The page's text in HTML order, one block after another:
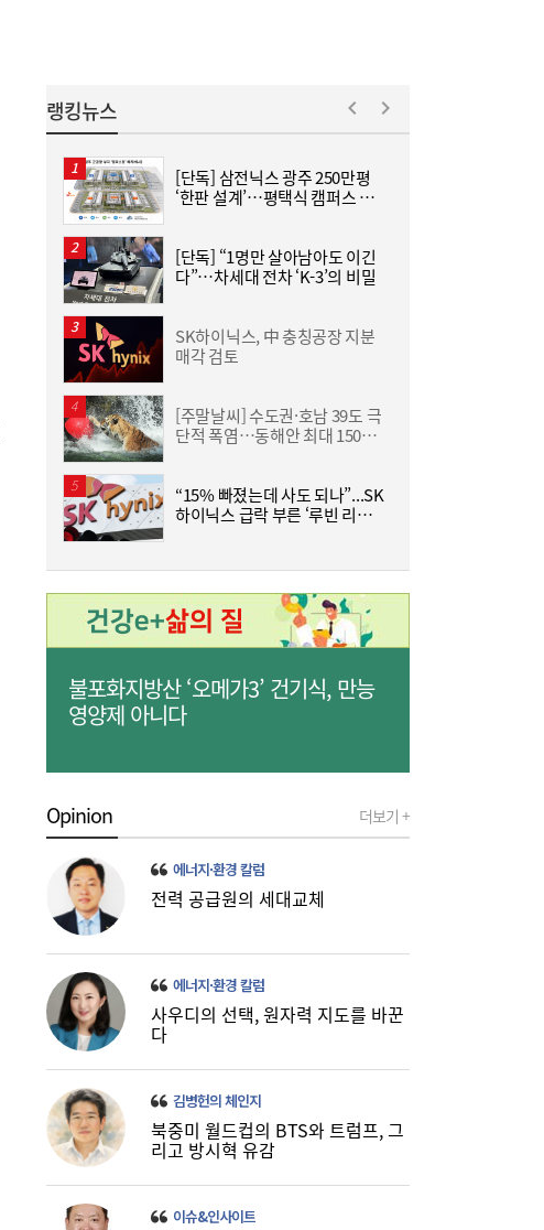
06:56
[현장] “청소년은 미래 아닌 현재 세대”…기
후위기·물 해법 제시한 18개국 청소년들
06:00
美 하원, 한국 정통망법 개정에 공식 항의…
방미통위 “차별 아니다” 반박
23:44 SK하이닉스, 中 충칭공장 지분 매각 검토
21:32
李대통령, 6시간 부동산 회의…“용산, 서울시
와 협의해야” 공급대책 속도
랭킹뉴스
[단독] 삼전닉스 광주 250만평
‘한판 설계’…평택식 캠퍼스 들
[단독] “1명만 살아남아도 이긴
다”…차세대 전차 ‘K-3’의 비밀
SK하이닉스, 中 충칭공장 지분
매각 검토
[주말날씨] 수도권·호남 39도 극
단적 폭염…동해안 최대 150㎜
“15% 빠졌는데 사도 되나”...SK
하이닉스 급락 부른 ‘루빈 리스
불포화지방산 ‘오메가3’ 건기식, 만능
영양제 아니다
Opinion 더보기 +
에너지·환경 칼럼
전력 공급원의 세대교체
에너지·환경 칼럼
사우디의 선택, 원자력 지도를 바꾼
다
김병헌의 체인지
북중미 월드컵의 BTS와 트럼프, 그
리고 방시혁 유감
이슈&인사이트